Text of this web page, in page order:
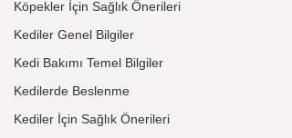
Köpekler İçin Sağlık Önerileri
Kediler Genel Bilgiler
Kedi Bakımı Temel Bilgiler
Kedilerde Beslenme
Kediler İçin Sağlık Önerileri